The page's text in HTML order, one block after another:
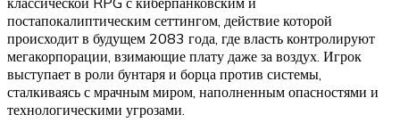
постапокалиптическим сеттингом, действие которой
происходит в будущем 2083 года, где власть контролируют
мегакорпорации, взимающие плату даже за воздух. Игрок
выступает в роли бунтаря и борца против системы,
сталкиваясь с мрачным миром, наполненным опасностями и
технологическими угрозами.